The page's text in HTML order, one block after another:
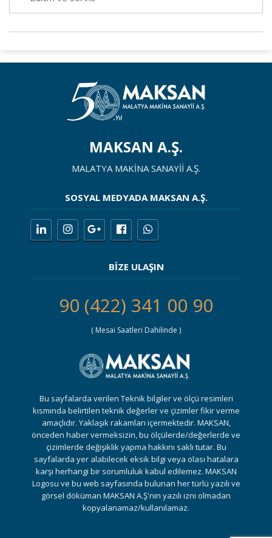
MAKSAN A.Ş.
MALATYA MAKİNA SANAYİİ A.Ş.
SOSYAL MEDYADA MAKSAN A.Ş.
BİZE ULAŞIN
90 (422) 341 00 90
( Mesai Saatleri Dahilinde )
Bu sayfalarda verilen Teknik bilgiler ve ölçü resimleri
kısmında belirtilen teknik değerler ve çizimler fikir verme
amaçlıdır. Yaklaşık rakamları içermektedir. MAKSAN,
önceden haber vermeksizin, bu ölçülerde/değerlerde ve
çizimlerde değişiklik yapma hakkını saklı tutar. Bu
sayfalarda yer alabilecek eksik bilgi veya olası hatalara
karşı herhangi bir sorumluluk kabul edilemez. MAKSAN
Logosu ve bu web sayfasında bulunan her türlü yazılı ve
görsel döküman MAKSAN A.Ş'nin yazılı izni olmadan
kopyalanamaz/kullanılamaz.